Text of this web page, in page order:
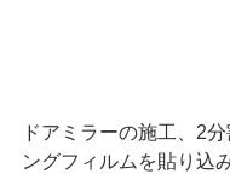
ドアミラーの施工、2
ングフィルムを貼り込